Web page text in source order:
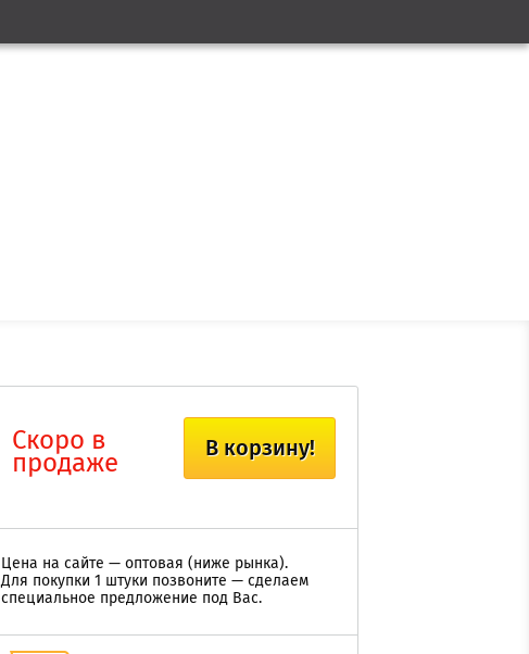
В корзину!
Скоро в
продаже
Цена на сайте — оптовая (ниже рынка).
Для покупки 1 штуки позвоните — сделаем
специальное предложение под Вас.